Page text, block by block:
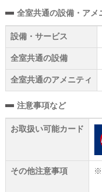
全室共通の設備・アメ
設備・サービス
全室共通の設備
全室共通のアメニティ
注意事項など
お取扱い可能カード
その他注意事項 ※